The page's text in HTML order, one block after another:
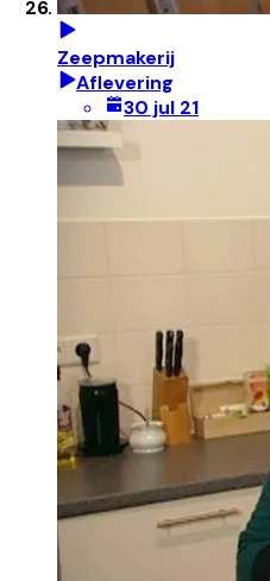
Zeepmakerij
Aflevering
30 jul 21